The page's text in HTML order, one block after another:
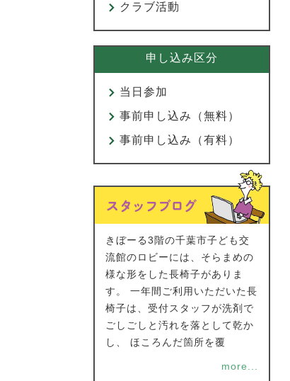
クラブ活動
申し込み区分
当日参加
事前申し込み（無料）
事前申し込み（有料）
きぼーる3階の千葉市子ども交
流館のロビーには、そらまめの
様な形をした長椅子がありま
す。 一年間ご利用いただいた長
椅子は、受付スタッフが洗剤で
ごしごしと汚れを落として乾か
し、 ほころんだ箇所を覆
more...